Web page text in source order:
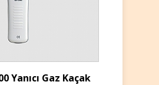
İncele
Yanıcı Gaz Kaçak